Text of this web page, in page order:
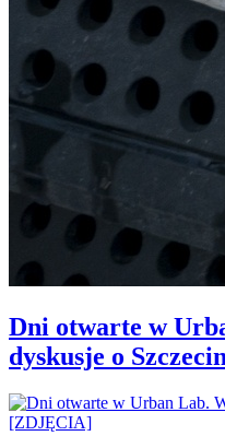
Dni otwarte w
dyskusje o